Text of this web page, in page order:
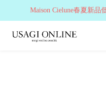
Maison Cielune春夏新品